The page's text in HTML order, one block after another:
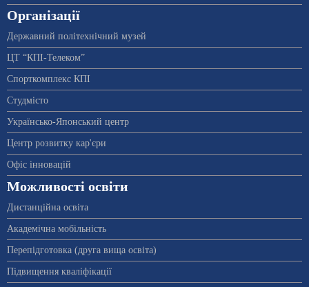
Організації
Державний політехнічний музей
ЦТ “КПІ-Телеком”
Спорткомплекс КПІ
Студмісто
Українсько-Японський центр
Центр розвитку кар'єри
Офіс інновацій
Можливості освіти
Дистанційна освіта
Академічна мобільність
Перепідготовка (друга вища освіта)
Підвищення кваліфікації